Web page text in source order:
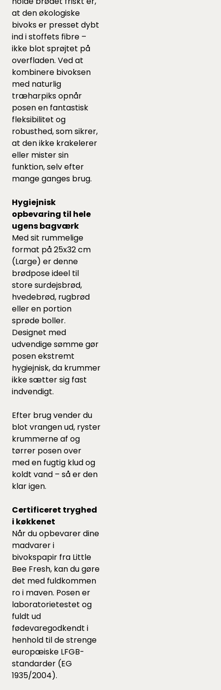
at den økologiske
bivoks er presset dybt
ind i stoffets fibre –
ikke blot sprøjtet på
overfladen. Ved at
kombinere bivoksen
med naturlig
træharpiks opnår
posen en fantastisk
fleksibilitet og
robusthed, som sikrer,
at den ikke krakelerer
eller mister sin
funktion, selv efter
mange ganges brug.
Hygiejnisk
opbevaring til hele
ugens bagværk
Med sit rummelige
format på 25x32 cm
(Large) er denne
brødpose ideel til
store surdejsbrød,
hvedebrød, rugbrød
eller en portion
sprøde boller.
Designet med
udvendige sømme gør
posen ekstremt
hygiejnisk, da krummer
ikke sætter sig fast
indvendigt.
Efter brug vender du
blot vrangen ud, ryster
krummerne af og
tørrer posen over
med en fugtig klud og
koldt vand – så er den
klar igen.
Certificeret tryghed
i køkkenet
Når du opbevarer dine
madvarer i
bivokspapir fra Little
Bee Fresh, kan du gøre
det med fuldkommen
ro i maven. Posen er
laboratorietestet og
fuldt ud
fødevaregodkendt i
henhold til de strenge
europæiske LFGB-
standarder (EG
1935/2004).